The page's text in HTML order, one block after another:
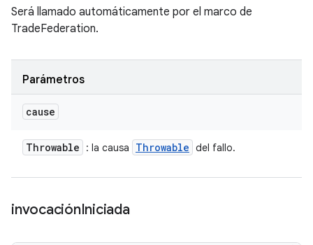
Será llamado automáticamente por el marco de
TradeFederation.
Parámetros
cause
Throwable : la causa Throwable del fallo.
invocaciónIniciada